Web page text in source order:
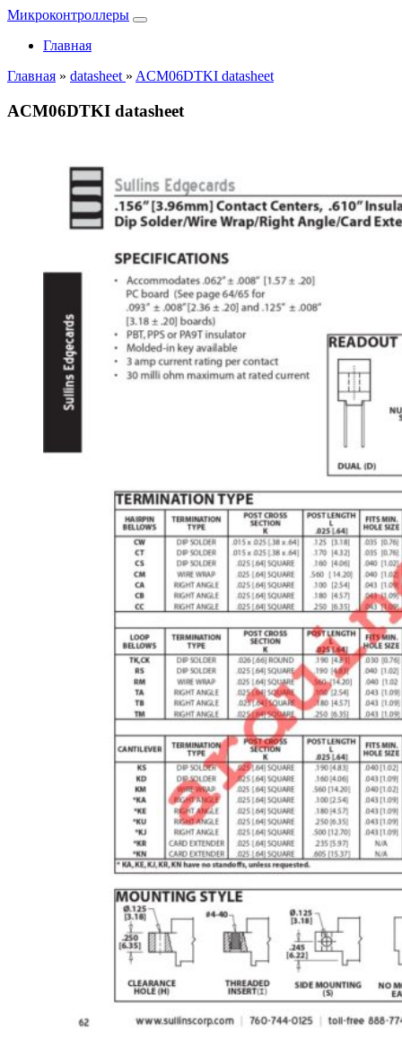
Микроконтроллеры
Главная
Главная » datasheet » ACM06DTKI datasheet
ACM06DTKI datasheet